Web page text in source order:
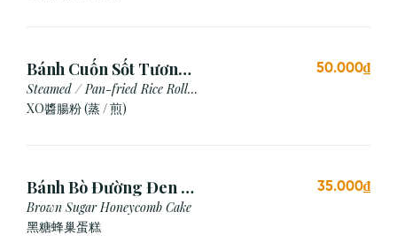
Bánh Cuốn Sốt Tương
Xo (Hấp/Chiên)
Steamed / Pan-fried Rice Roll
with XO Sauce
XO醬腸粉 (蒸 / 煎)
50.000₫
Bánh Bò Đường Đen (1
Cái)
Brown Sugar Honeycomb Cake
黑糖蜂巢蛋糕
35.000₫